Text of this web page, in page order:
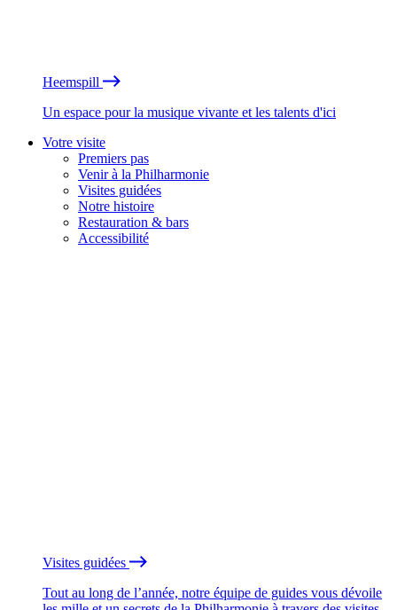
Heemspill
Un espace pour la musique vivante et les talents d'ici
Votre visite
Premiers pas
Venir à la Philharmonie
Visites guidées
Notre histoire
Restauration & bars
Accessibilité
Visites guidées
Tout au long de l’année, notre équipe de guides vous dévoile